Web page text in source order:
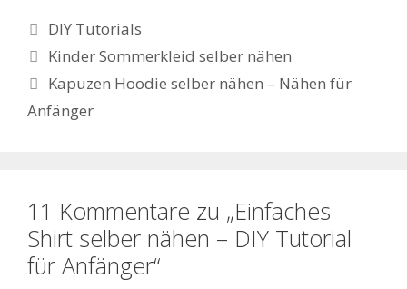
Kategorien
DIY Tutorials
Kinder Sommerkleid selber nähen
Kapuzen Hoodie selber nähen – Nähen für
Anfänger
11 Kommentare zu „Einfaches
Shirt selber nähen – DIY Tutorial
für Anfänger“